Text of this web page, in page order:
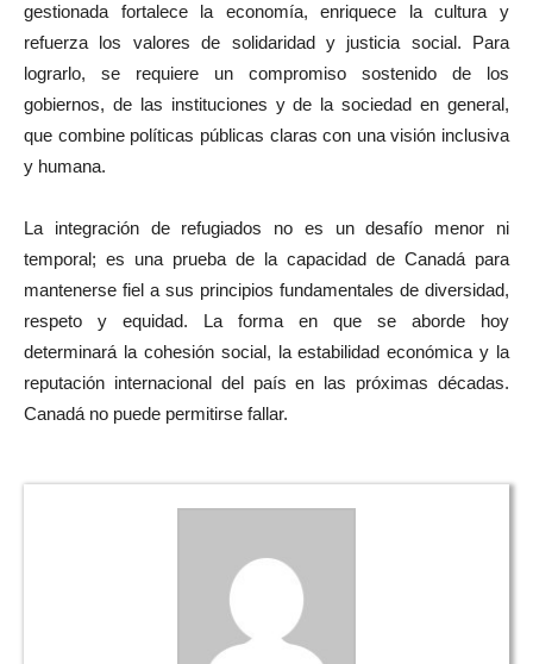
gestionada fortalece la economía, enriquece la cultura y
refuerza los valores de solidaridad y justicia social. Para
lograrlo, se requiere un compromiso sostenido de los
gobiernos, de las instituciones y de la sociedad en general,
que combine políticas públicas claras con una visión inclusiva
y humana.
La integración de refugiados no es un desafío menor ni
temporal; es una prueba de la capacidad de Canadá para
mantenerse fiel a sus principios fundamentales de diversidad,
respeto y equidad. La forma en que se aborde hoy
determinará la cohesión social, la estabilidad económica y la
reputación internacional del país en las próximas décadas.
Canadá no puede permitirse fallar.